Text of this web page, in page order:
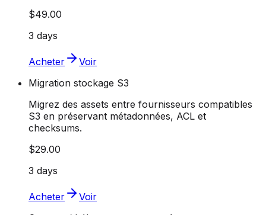
$49.00
3 days
Acheter
Voir
Migration stockage S3
Migrez des assets entre fournisseurs compatibles
S3 en préservant métadonnées, ACL et
checksums.
$29.00
3 days
Acheter
Voir